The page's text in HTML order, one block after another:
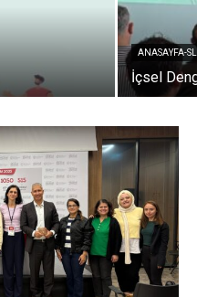
ANASAYFA-
İçsel